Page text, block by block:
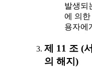
발생되
에 의
용자에
제 11 조 (
의 해지)